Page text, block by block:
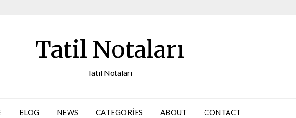
Tatil Notaları
Tatil Notaları
BLOG NEWS CATEGORIES ABOUT CONTACT